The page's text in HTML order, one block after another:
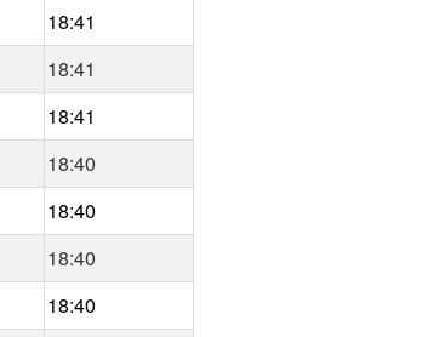
18:41
18:41
18:41
18:40
18:40
18:40
18:40